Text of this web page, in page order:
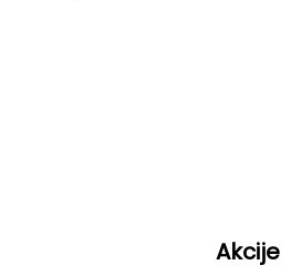
Akcije